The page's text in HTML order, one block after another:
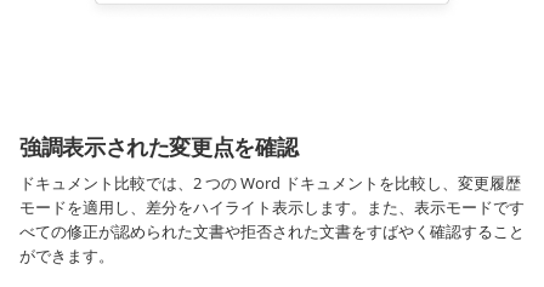
強調表示された変更点を確認
ドキュメント比較では、2 つの Word ドキュメントを比較し、変更履歴
モードを適用し、差分をハイライト表示します。また、表示モードです
べての修正が認められた文書や拒否された文書をすばやく確認すること
ができます。